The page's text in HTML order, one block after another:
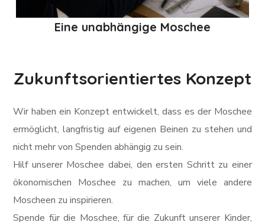
Eine unabhängige Moschee
Zukunftsorientiertes Konzept
Wir haben ein Konzept entwickelt, dass es der Moschee
ermöglicht, langfristig auf eigenen Beinen zu stehen und
nicht mehr von Spenden abhängig zu sein.
Hilf unserer Moschee dabei, den ersten Schritt zu einer
ökonomischen Moschee zu machen, um viele andere
Moscheen zu inspirieren.
Spende für die Moschee, für die Zukunft unserer Kinder,